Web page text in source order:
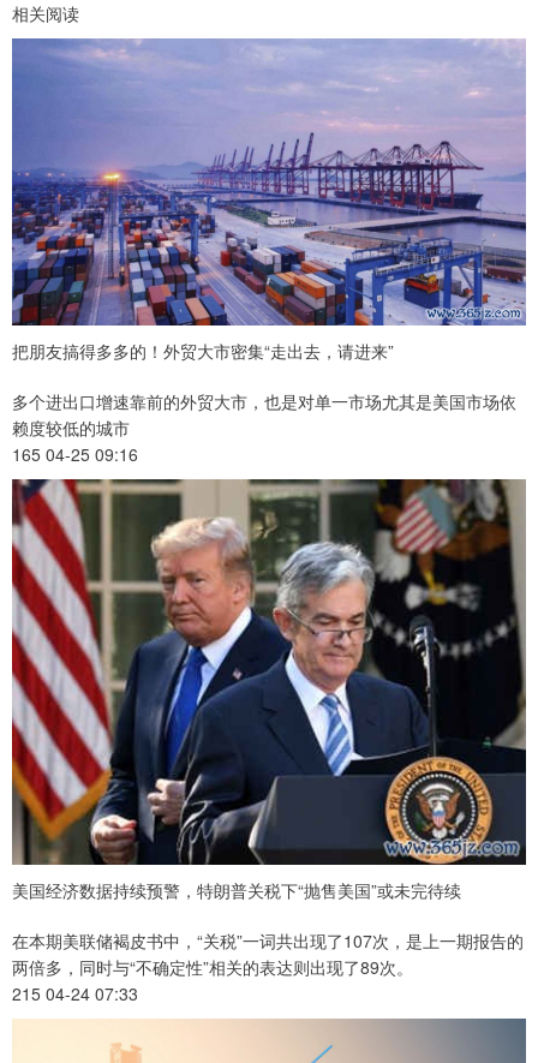
相关阅读
把朋友搞得多多的！外贸大市密集“走出去，请进来”
多个进出口增速靠前的外贸大市，也是对单一市场尤其是美国市场依
赖度较低的城市
165 04-25 09:16
美国经济数据持续预警，特朗普关税下“抛售美国”或未完待续
在本期美联储褐皮书中，“关税”一词共出现了107次，是上一期报告的
两倍多，同时与“不确定性”相关的表达则出现了89次。
215 04-24 07:33